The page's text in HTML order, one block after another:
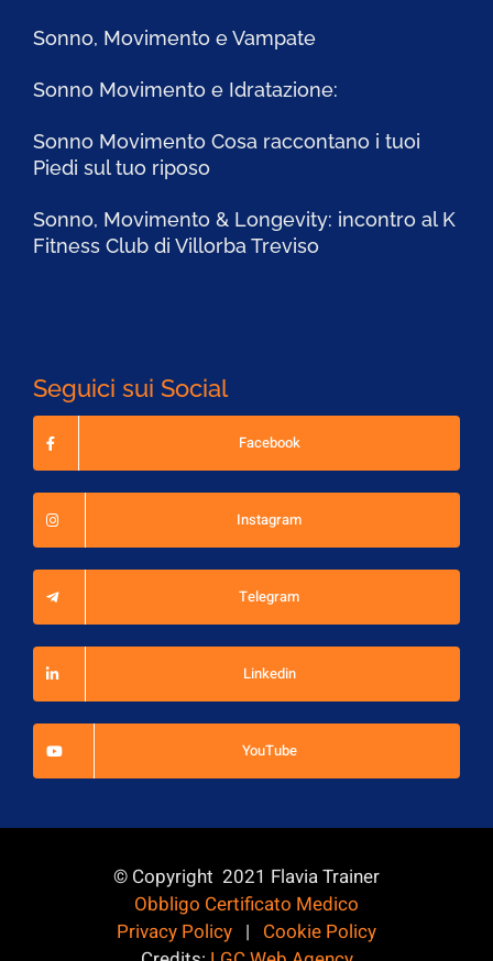
Sonno, Movimento e Vampate
Sonno Movimento e Idratazione:
Sonno Movimento Cosa raccontano i tuoi
Piedi sul tuo riposo
Sonno, Movimento & Longevity: incontro al K
Fitness Club di Villorba Treviso
Seguici sui Social
Facebook
Instagram
Telegram
Linkedin
YouTube
© Copyright 2021 Flavia Trainer
Obbligo Certificato Medico
Privacy Policy | Cookie Policy